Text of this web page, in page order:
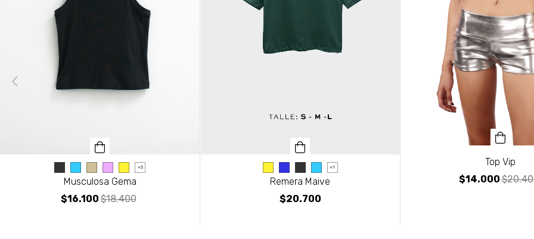
+3
Musculosa Gema
$16.100$18.400
+1
Remera Maive
$20.700
Top Vip
$14.000